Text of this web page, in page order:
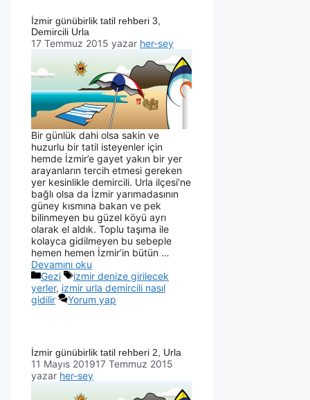
İzmir günübirlik tatil rehberi 3,
Demircili Urla
17 Temmuz 2015 yazar her-sey
Bir günlük dahi olsa sakin ve
huzurlu bir tatil isteyenler için
hemde İzmir’e gayet yakın bir yer
arayanların tercih etmesi gereken
yer kesinlikle demircili. Urla ilçesi’ne
bağlı olsa da İzmir yarımadasının
güney kısmına bakan ve pek
bilinmeyen bu güzel köyü ayrı
olarak el aldık. Toplu taşıma ile
kolayca gidilmeyen bu sebeple
hemen hemen İzmir’in bütün …
Devamını oku
Gezi
izmir denize girilecek
yerler, izmir urla demircili nasıl
gidilir
Yorum yap
İzmir günübirlik tatil rehberi 2, Urla
11 Mayıs 201917 Temmuz 2015
yazar her-sey